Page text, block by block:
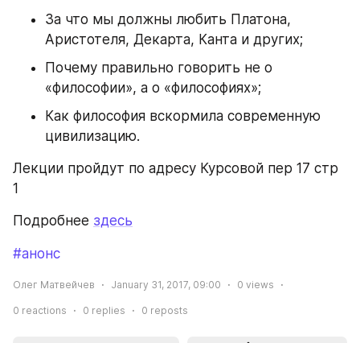
За что мы должны любить Платона,
Аристотеля, Декарта, Канта и других;
Почему правильно говорить не о
«философии», а о «философиях»;
Как философия вскормила современную
цивилизацию.
Лекции пройдут по адресу Курсовой пер 17 стр
1
Подробнее здесь
#анонс
Олег Матвейчев January 31, 2017, 09:00 0 views
0 reactions 0 replies 0 reposts